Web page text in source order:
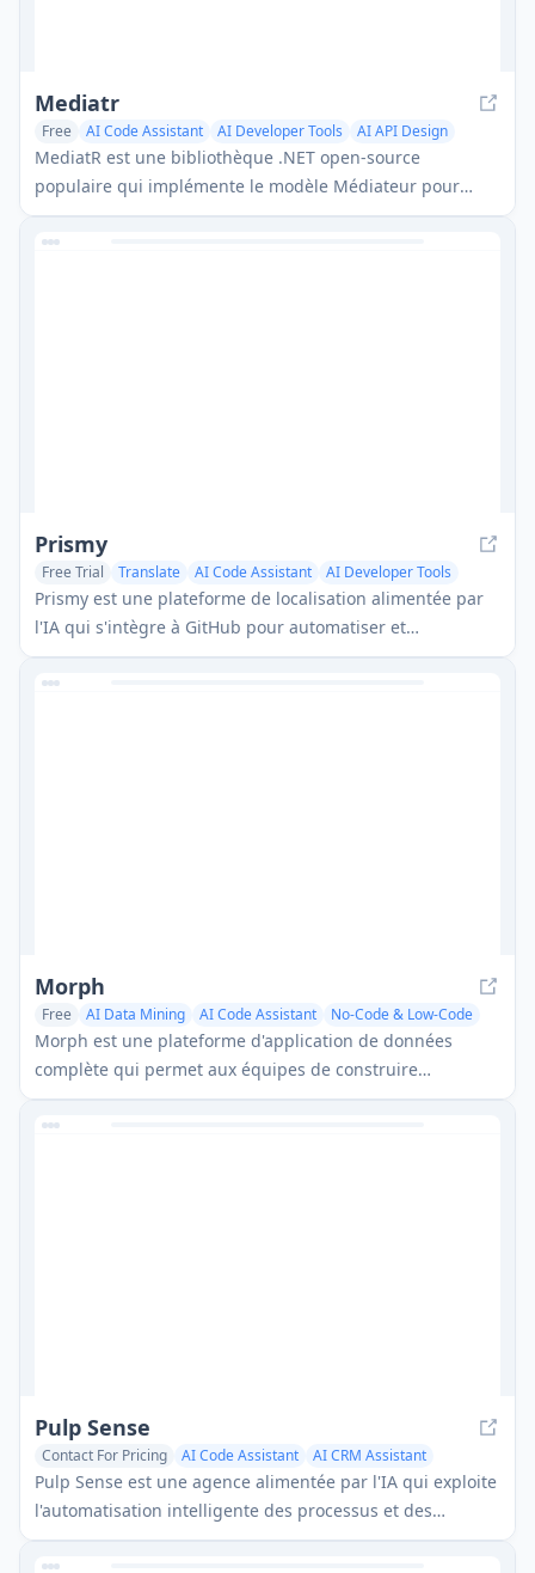
Mediatr
Free AI Code Assistant AI Developer Tools AI API Design
MediatR est une bibliothèque .NET open-source
populaire qui implémente le modèle Médiateur pour
fournir un traitement simple et flexible des
requêtes/réponses, un traitement des commandes et des
Prismy
Free Trial Translate AI Code Assistant AI Developer Tools
Prismy est une plateforme de localisation alimentée par
l'IA qui s'intègre à GitHub pour automatiser et
rationaliser le processus de traduction pour les
applications web et mobiles, offrant des traductions AI
Morph
Free AI Data Mining AI Code Assistant No-Code & Low-Code
Morph est une plateforme d'application de données
complète qui permet aux équipes de construire
rapidement des applications de données fonctionnelles
alimentées par l'IA tout en rassemblant des données
Pulp Sense
Contact For Pricing AI Code Assistant
AI CRM Assistant
Consulting Assistant
Pulp Sense est une agence alimentée par l'IA qui exploite
l'automatisation intelligente des processus et des
solutions personnalisées pour optimiser les opérations
commerciales et favoriser une croissance illimitée.